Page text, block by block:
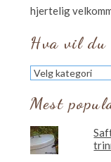
hjertelig
Hva vil du
Hva
vil
du
lese
Mest